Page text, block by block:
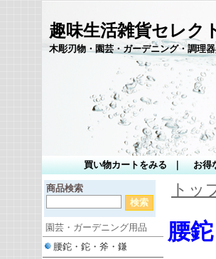
趣味生活雑貨セレ
木彫刃物・園芸・ガーデニング・調理
買い物カートをみる お得
商品検索
園芸・ガーデニング用品
腰鉈・鉈・斧・鎌
トッ
腰